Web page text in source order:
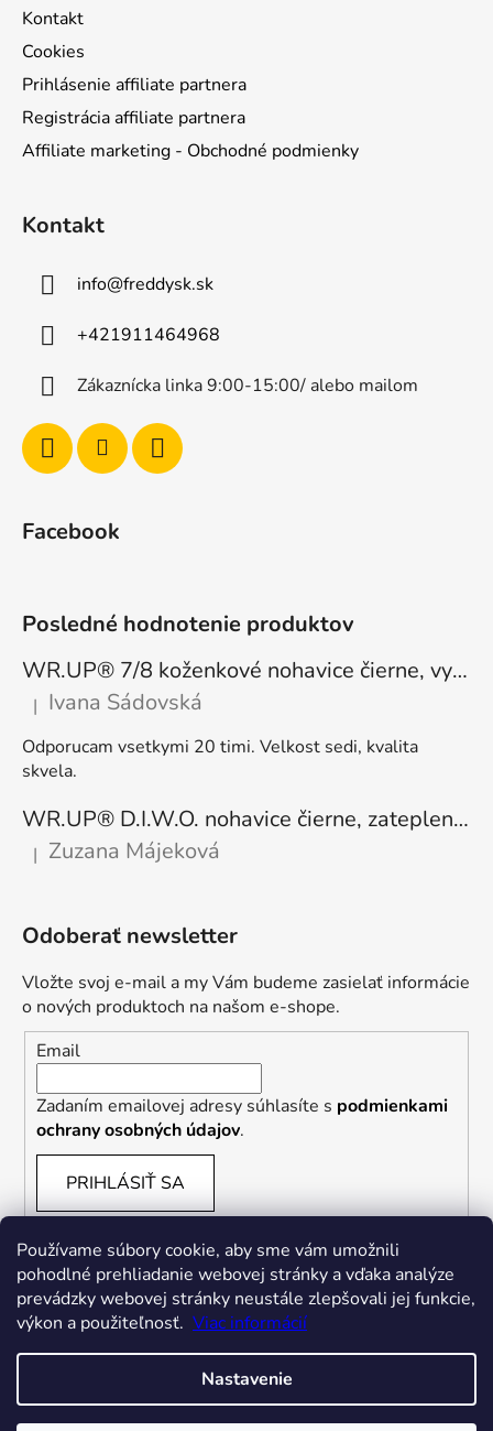
Používame súbory cookie, aby sme vám umožnili
pohodlné prehliadanie webovej stránky a vďaka analýze
prevádzky webovej stránky neustále zlepšovali jej funkcie,
výkon a použiteľnosť. Viac informácií
Nastavenie
Kontakt
Cookies
Prihlásenie affiliate partnera
Registrácia affiliate partnera
Affiliate marketing - Obchodné podmienky
Kontakt
info@freddysk.sk
+421911464968
Zákaznícka linka 9:00-15:00/ alebo mailom
Facebook
Posledné hodnotenie produktov
WR.UP® 7/8 koženkové nohavice čierne, vysoký pás RE(MOVE) WRUP4HC006PREC, N
Hodnotenie produktu je 5 z 5 hviezdičiek.
| Ivana Sádovská
Odporucam vsetkymi 20 timi. Velkost sedi, kvalita
skvela.
WR.UP® D.I.W.O. nohavice čierne, zateplené, regular pás, WRUP1RF444, N
Hodnotenie produktu je 5 z 5 hviezdičiek.
| Zuzana Májeková
Odoberať newsletter
Vložte svoj e-mail a my Vám budeme zasielať informácie
o nových produktoch na našom e-shope.
Email
Zadaním emailovej adresy súhlasíte s podmienkami
ochrany osobných údajov.
PRIHLÁSIŤ SA